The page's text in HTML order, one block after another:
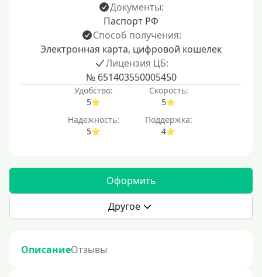
Документы:
Паспорт РФ
Способ получения:
Электронная карта, цифровой кошелек
Лицензия ЦБ:
№ 651403550005450
Удобство:
5
Скорость:
5
Надежность:
5
Поддержка:
4
Оформить
Другое
ОписаниеОтзывы